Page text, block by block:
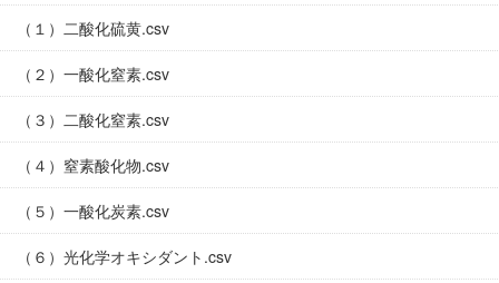
（１）二酸化硫黄.csv
（２）一酸化窒素.csv
（３）二酸化窒素.csv
（４）窒素酸化物.csv
（５）一酸化炭素.csv
（６）光化学オキシダント.csv